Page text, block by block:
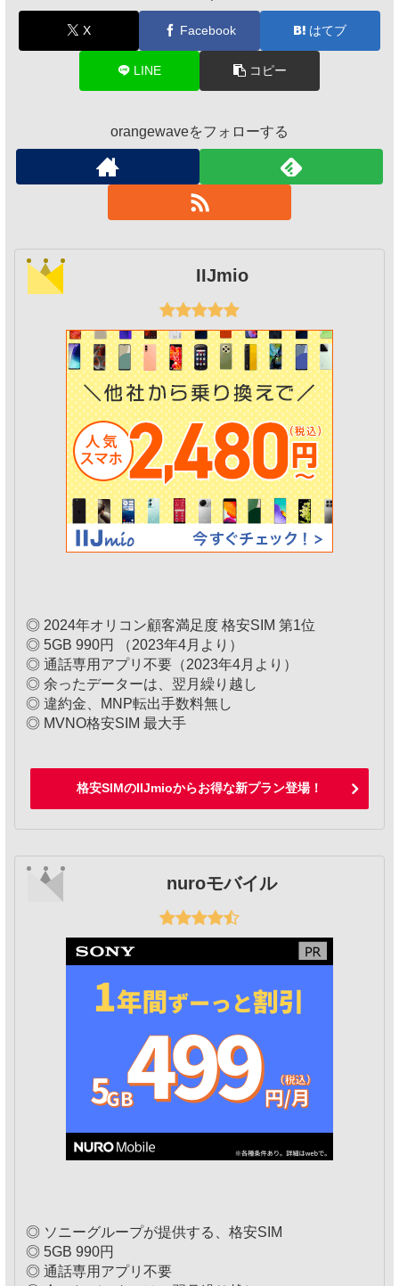
X Facebook はてブ
LINE コピー
orangewaveをフォローする
IIJmio
◎ 2024年オリコン顧客満足度 格安SIM 第1位
◎ 5GB 990円 （2023年4月より）
◎ 通話専用アプリ不要（2023年4月より）
◎ 余ったデーターは、翌月繰り越し
◎ 違約金、MNP転出手数料無し
◎ MVNO格安SIM 最大手
格安SIMのIIJmioからお得な新プラン登場！
nuroモバイル
◎ ソニーグループが提供する、格安SIM
◎ 5GB 990円
◎ 通話専用アプリ不要